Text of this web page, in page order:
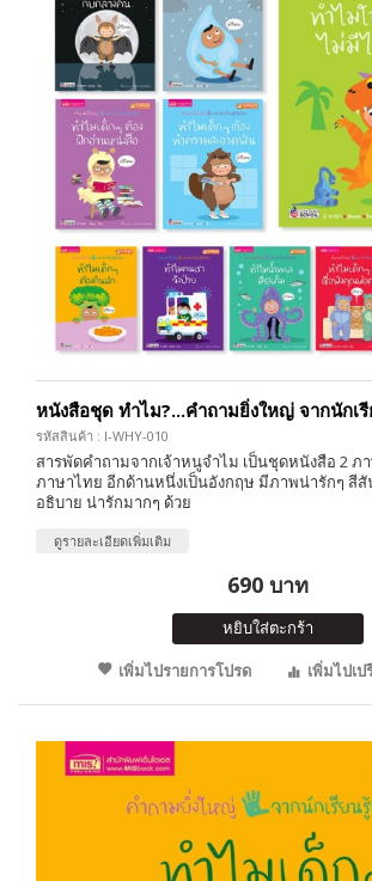
หนังสือชุด ทำไม?...คำถามยิ่งใหญ่ จากนักเ
รหัสสินค้า : I-WHY-010
สารพัดคำถามจากเจ้าหนูจำไม เป็นชุดหนังสือ 2 ภ
ภาษาไทย อีกด้านหนึ่งเป็นอังกฤษ มีภาพน่ารักๆ สีสั
อธิบาย น่ารักมากๆ ด้วย
ดูรายละเอียดเพิ่มเติม
690 บาท
หยิบใส่ตะกร้า
เพิ่มไปรายการโปรด
เพิ่มไปเ